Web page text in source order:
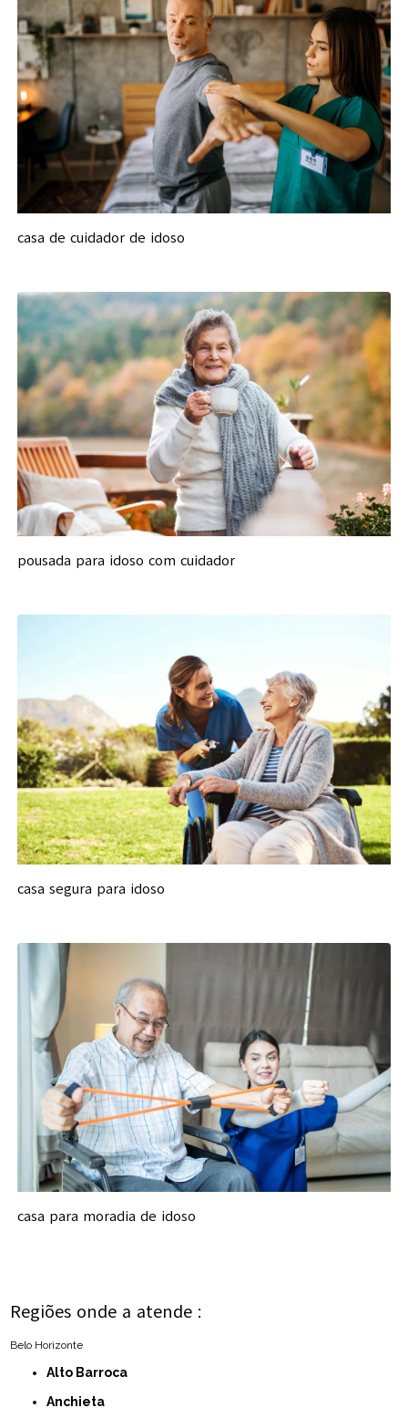
casa de cuidador de idoso
pousada para idoso com cuidador
casa segura para idoso
casa para moradia de idoso
Regiões onde a atende :
Belo Horizonte
Alto Barroca
Anchieta